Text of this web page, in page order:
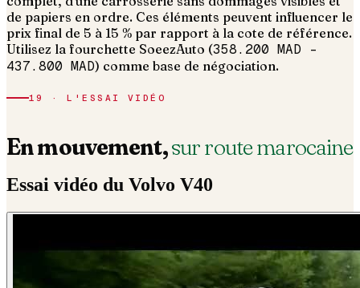
de papiers en ordre. Ces éléments peuvent influencer le
prix final de 5 à 15 % par rapport à la cote de référence.
Utilisez la fourchette SoeezAuto (358.200 MAD –
437.800 MAD) comme base de négociation.
19 · L'ESSAI VIDÉO
En mouvement,sur route marocaine
Essai vidéo du Volvo V40